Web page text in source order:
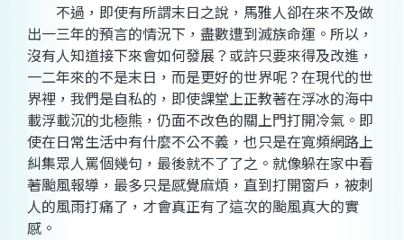
不過，即使有所謂末日之說，馬雅人卻在來不及做
出一三年的預言的情況下，盡數遭到滅族命運。所以，
沒有人知道接下來會如何發展？或許只要來得及改進，
一二年來的不是末日，而是更好的世界呢？在現代的世
界裡，我們是自私的，即使課堂上正教著在浮冰的海中
載浮載沉的北極熊，仍面不改色的關上門打開冷氣。即
使在日常生活中有什麼不公不義，也只是在寬頻網路上
糾集眾人罵個幾句，最後就不了了之。就像躲在家中看
著颱風報導，最多只是感覺麻煩，直到打開窗戶，被刺
人的風雨打痛了，才會真正有了這次的颱風真大的實
感。